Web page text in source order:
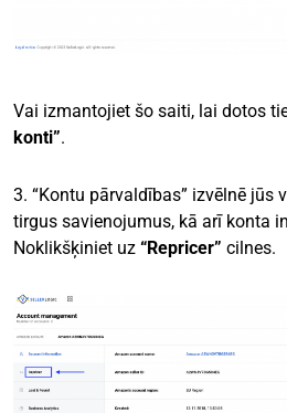
Vai izmantojiet šo saiti, lai dotos
konti”.
3. “Kontu pārvaldības” izvēlnē jūs
tirgus savienojumus, kā arī konta
Noklikšķiniet uz “Repricer” cilnes.